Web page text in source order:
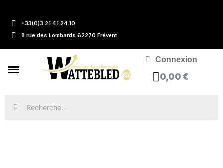
+33(0)3.21.41.24.10
8 rue des Lombards 62270 Frévent
Connexion
0,00 €